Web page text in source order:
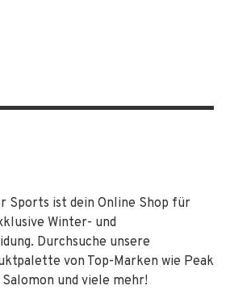
Sports ist dein Online Shop für
Winter- und
Durchsuche unsere
von Top-Marken wie Peak
und viele mehr!